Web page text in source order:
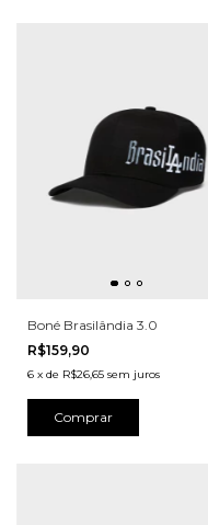
Boné Brasilândia 3.0
R$159,90
6 x de R$26,65 sem juros
Comprar